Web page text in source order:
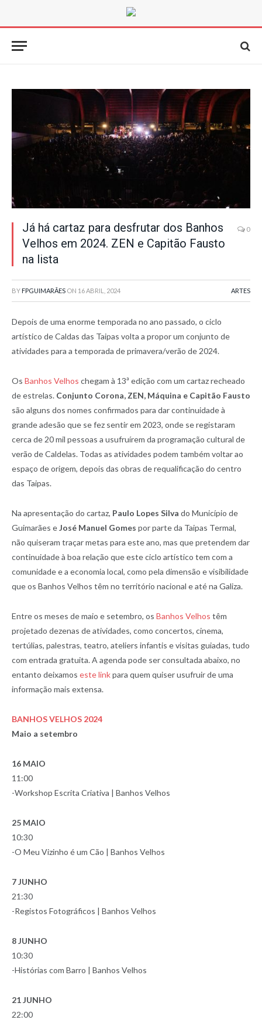
Já há cartaz para desfrutar dos Banhos
Velhos em 2024. ZEN e Capitão Fausto
na lista
0
BY FPGUIMARÃES ON 16 ABRIL, 2024 ARTES
Depois de uma enorme temporada no ano passado, o ciclo
artístico de Caldas das Taipas volta a propor um conjunto de
atividades para a temporada de primavera/verão de 2024.
Os Banhos Velhos chegam à 13ª edição com um cartaz recheado
de estrelas. Conjunto Corona, ZEN, Máquina e Capitão Fausto
são alguns dos nomes confirmados para dar continuidade à
grande adesão que se fez sentir em 2023, onde se registaram
cerca de 20 mil pessoas a usufruírem da programação cultural de
verão de Caldelas. Todas as atividades podem também voltar ao
espaço de origem, depois das obras de requalificação do centro
das Taipas.
Na apresentação do cartaz, Paulo Lopes Silva do Município de
Guimarães eJosé Manuel Gomes por parte da Taipas Termal,
não quiseram traçar metas para este ano, mas que pretendem dar
continuidade à boa relação que este ciclo artístico tem com a
comunidade e a economia local, como pela dimensão e visibilidade
que os Banhos Velhos têm no território nacional e até na Galiza.
Entre os meses de maio e setembro, os Banhos Velhos têm
projetado dezenas de atividades, como concertos, cinema,
tertúlias, palestras, teatro, ateliers infantis e visitas guiadas, tudo
com entrada gratuita. A agenda pode ser consultada abaixo, no
entanto deixamos este linkpara quem quiser usufruir de uma
informação mais extensa.
BANHOS VELHOS 2024
Maio a setembro
16 MAIO
11:00
-Workshop Escrita Criativa | Banhos Velhos
25 MAIO
10:30
-O Meu Vizinho é um Cão | Banhos Velhos
7 JUNHO
21:30
-Registos Fotográficos | Banhos Velhos
8 JUNHO
10:30
-Histórias com Barro | Banhos Velhos
21 JUNHO
22:00